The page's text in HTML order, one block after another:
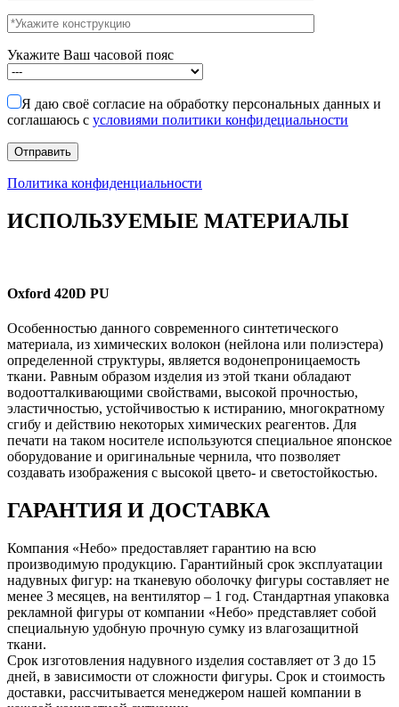
Укажите Ваш часовой пояс
Я даю своё согласие на обработку персональных данных и
соглашаюсь с условиями политики конфидециальности
Политика конфиденциальности
ИСПОЛЬЗУЕМЫЕ МАТЕРИАЛЫ
Oxford 420D PU
Особенностью данного современного синтетического
материала, из химических волокон (нейлона или полиэстера)
определенной структуры, является водонепроницаемость
ткани. Равным образом изделия из этой ткани обладают
водоотталкивающими свойствами, высокой прочностью,
эластичностью, устойчивостью к истиранию, многократному
сгибу и действию некоторых химических реагентов. Для
печати на таком носителе используются специальное японское
оборудование и оригинальные чернила, что позволяет
создавать изображения с высокой цвето- и светостойкостью.
ГАРАНТИЯ И ДОСТАВКА
Компания «Небо» предоставляет гарантию на всю
производимую продукцию. Гарантийный срок эксплуатации
надувных фигур: на тканевую оболочку фигуры составляет не
менее 3 месяцев, на вентилятор – 1 год. Стандартная упаковка
рекламной фигуры от компании «Небо» представляет собой
специальную удобную прочную сумку из влагозащитной
ткани.
Срок изготовления надувного изделия составляет от 3 до 15
дней, в зависимости от сложности фигуры. Срок и стоимость
доставки, рассчитывается менеджером нашей компании в